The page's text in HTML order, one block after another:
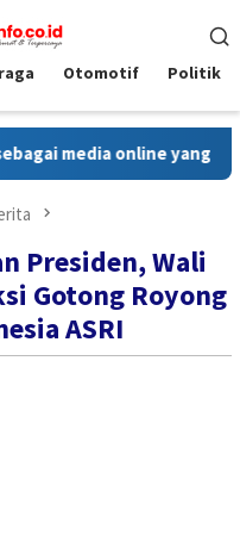
Otomotif Politik
online yang menyajikan
Presiden, Wali
Gotong Royong
ASRI